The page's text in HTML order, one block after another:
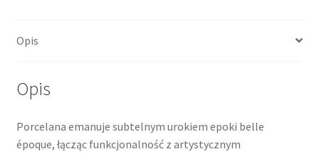
porcelana
Opis
Opis
Porcelana emanuje subtelnym urokiem epoki belle
époque, łącząc funkcjonalność z artystycznym